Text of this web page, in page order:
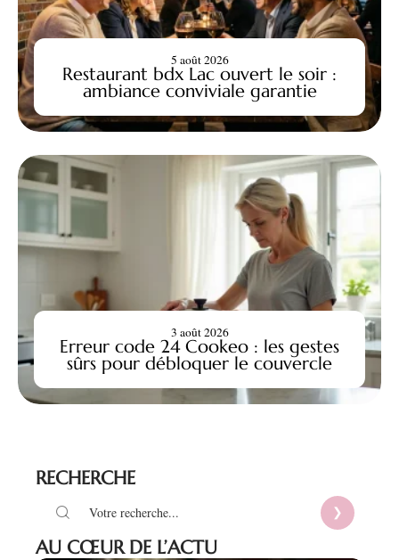
Restaurant bdx Lac ouvert le soir :
ambiance conviviale garantie
5 août 2026
Erreur code 24 Cookeo : les gestes
sûrs pour débloquer le couvercle
3 août 2026
RECHERCHE
AU CŒUR DE L’ACTU